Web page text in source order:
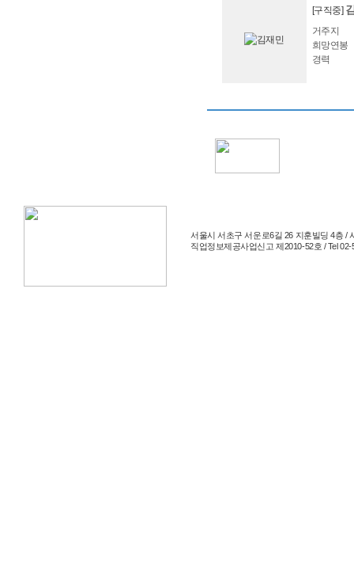
[구직중]
거주지
희망연봉
경력
서울시 서초구 서운로6길 26 지훈빌딩 4층 /
직업정보제공사업신고 제2010-52호 / Tel